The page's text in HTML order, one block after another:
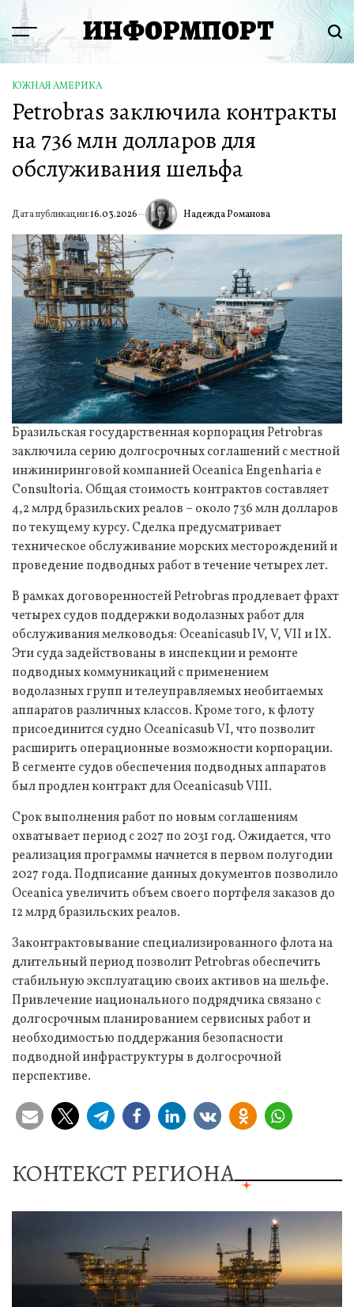
Перейти
содержимому
Menu ИНФОРМПОРТ
ОПУБЛИКОВАНО
В
ЮЖНАЯ АМЕРИКА
Petrobras заключила контракты
на 736 млн долларов для
обслуживания шельфа
Дата публикации:16.03.2026 ИА Надежда Романова
Бразильская государственная корпорация Petrobras
заключила серию долгосрочных соглашений с местной
инжиниринговой компанией Oceanica Engenharia e
Consultoria. Общая стоимость контрактов составляет
4,2 млрд бразильских реалов – около 736 млн долларов
по текущему курсу. Сделка предусматривает
техническое обслуживание морских месторождений и
проведение подводных работ в течение четырех лет.
В рамках договоренностей Petrobras продлевает фрахт
четырех судов поддержки водолазных работ для
обслуживания мелководья: Oceanicasub IV, V, VII и IX.
Эти суда задействованы в инспекции и ремонте
подводных коммуникаций с применением
водолазных групп и телеуправляемых необитаемых
аппаратов различных классов. Кроме того, к флоту
присоединится судно Oceanicasub VI, что позволит
расширить операционные возможности корпорации.
В сегменте судов обеспечения подводных аппаратов
был продлен контракт для Oceanicasub VIII.
Срок выполнения работ по новым соглашениям
охватывает период с 2027 по 2031 год. Ожидается, что
реализация программы начнется в первом полугодии
2027 года. Подписание данных документов позволило
Oceanica увеличить объем своего портфеля заказов до
12 млрд бразильских реалов.
Законтрактовывание специализированного флота на
длительный период позволит Petrobras обеспечить
стабильную эксплуатацию своих активов на шельфе.
Привлечение национального подрядчика связано с
долгосрочным планированием сервисных работ и
необходимостью поддержания безопасности
подводной инфраструктуры в долгосрочной
перспективе.
КОНТЕКСТ РЕГИОНА